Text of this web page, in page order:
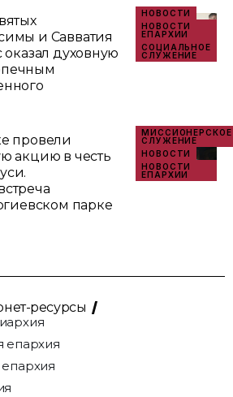
НОВОСТИ
НОВОСТИ
ЕПАРХИИ
СОЦИАЛЬНОЕ
СЛУЖЕНИЕ
и Савватия
духовную
МИССИОНЕРСКОЕ
СЛУЖЕНИЕ
НОВОСТИ
НОВОСТИ
ЕПАРХИИ
провели
акцию в честь
парке
ресурсы
епархия